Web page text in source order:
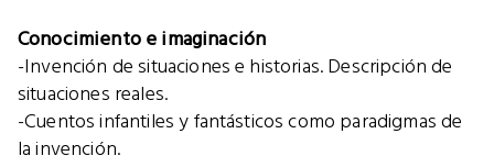
Conocimiento e imaginación
-Invención de situaciones e historias. Descripción de
situaciones reales.
-Cuentos infantiles y fantásticos como paradigmas de
la invención.